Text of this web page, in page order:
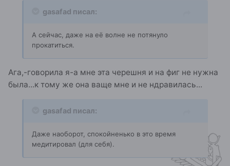
gasafad писал:
А сейчас, даже на её волне не потянуло
прокатиться.
Ага,-говорила я-а мне эта черешня и на фиг не нужна
была...к тому же она ваще мне и не ндравилась...
gasafad писал:
Даже наоборот, спокойненько в это время
медитировал (для себя).